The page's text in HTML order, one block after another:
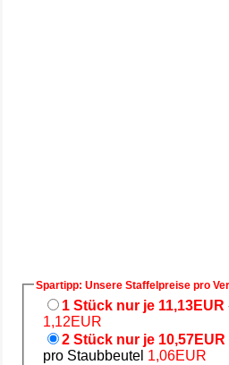
Spartipp: Unsere Staffelpreise pro
1 Stück nur je 11,13EUR
1,12EUR
2 Stück nur je 10,57EUR
pro Staubbeutel 1,06EUR